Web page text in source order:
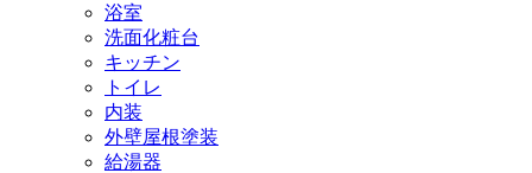
浴室
洗面化粧台
キッチン
トイレ
内装
外壁屋根塗装
給湯器